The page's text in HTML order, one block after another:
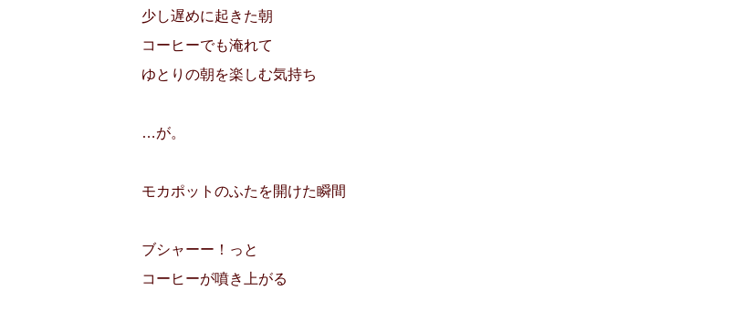
少し遅めに起きた朝
コーヒーでも淹れて
ゆとりの朝を楽しむ気持ち
…が。
モカポットのふたを開けた瞬間
ブシャーー！っと
コーヒーが噴き上がる